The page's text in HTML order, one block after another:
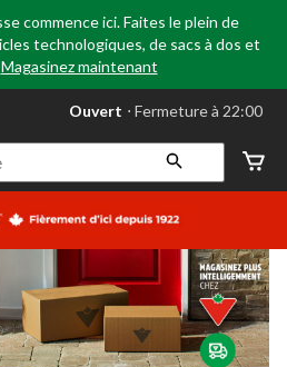
commence ici. Faites le plein de
technologiques, de sacs à dos et
Magasinez maintenant
votre
préféré
Leduc,
AB,
courament
Fermeture
à
22:00
cliquer
pour
changer
Ouvert ⋅ Fermeture à 22:00